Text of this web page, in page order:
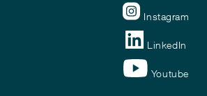
Instagram
LinkedIn
Youtube